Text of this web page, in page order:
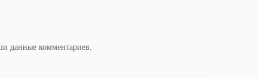
данные комментариев